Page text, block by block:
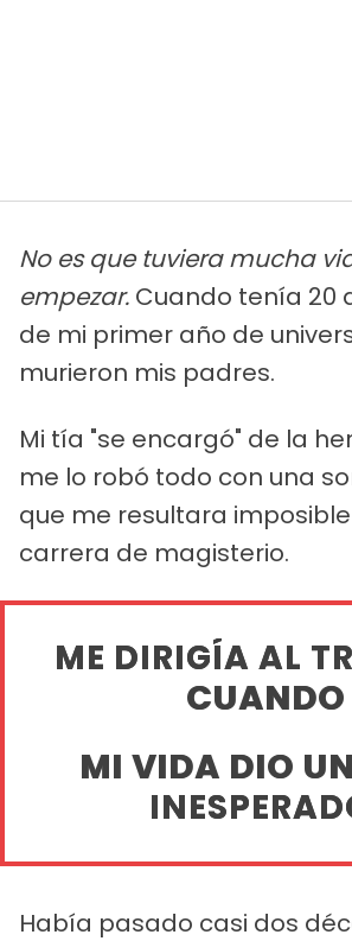
No es que tuviera mucha
empezar. Cuando tenía 20
de mi primer año de
murieron mis padres.
Mi tía "se encargó" de la
me lo robó todo con una
que me resultara
carrera de magisterio.
ME DIRIGÍA AL
CUANDO
MI VIDA DIO
Había pasado casi dos